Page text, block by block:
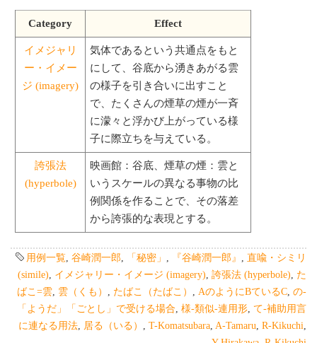
Category Effect
イメジャリ
ー・イメー
ジ (imagery)
気体であるという共通点をもと
にして、谷底から湧きあがる雲
の様子を引き合いに出すこと
で、たくさんの煙草の煙が一斉
に濛々と浮かび上がっている様
子に際立ちを与えている。
誇張法
(hyperbole)
映画館：谷底、煙草の煙：雲と
いうスケールの異なる事物の比
例関係を作ることで、その落差
から誇張的な表現とする。
用例一覧 谷崎潤一郎 「秘密」 『谷崎潤一郎』
直喩・シミリ
(simile)
イメジャリー・イメージ (imagery) 誇張法 (hyperbole)
た
ばこ=雲 雲（くも） たばこ（たばこ） AのようにBているC の-
「ようだ」「ごとし」で受ける場合 様-類似-連用形 て-補助用言
に連なる用法
居る（いる） T-Komatsubara A-Tamaru R-Kikuchi